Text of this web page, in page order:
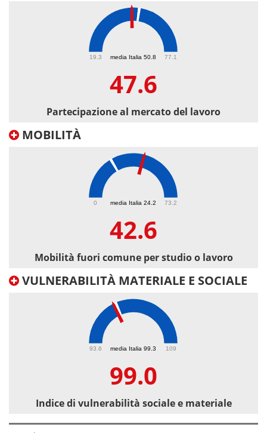
media Italia 50.8
19.3 77.1
47.6
Partecipazione al mercato del lavoro
MOBILITÀ
media Italia 24.2
0 73.2
42.6
Mobilità fuori comune per studio o lavoro
VULNERABILITÀ MATERIALE E SOCIALE
media Italia 99.3
93.6 109
99.0
Indice di vulnerabilità sociale e materiale